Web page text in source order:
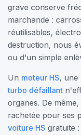
grave conserve
marchande :
réutilisables,
destruction, nous
ou d'un simple
Un moteur HS, une
turbo défaillant
organes. De même,
rachetée pour ses
voiture HS gratuite